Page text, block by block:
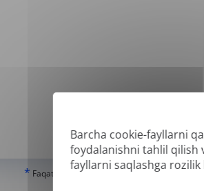
Barcha cookie-fayllarni
foydalanishni tahlil qilish
fayllarni saqlashga rozilik
* Faqat "haqiqiy" yoki raqamli yaratilgan